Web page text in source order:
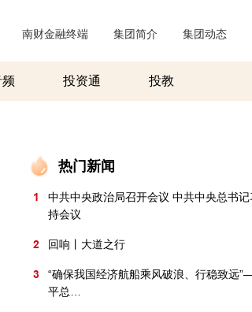
南财金融终端 集团简介 集团动态
投资通 投教
热门新闻
1
中共中央政治局召开会议 中共中央总书
持会议
2 回响丨大道之行
3
“确保我国经济航船乘风破浪、行稳致远
平总…